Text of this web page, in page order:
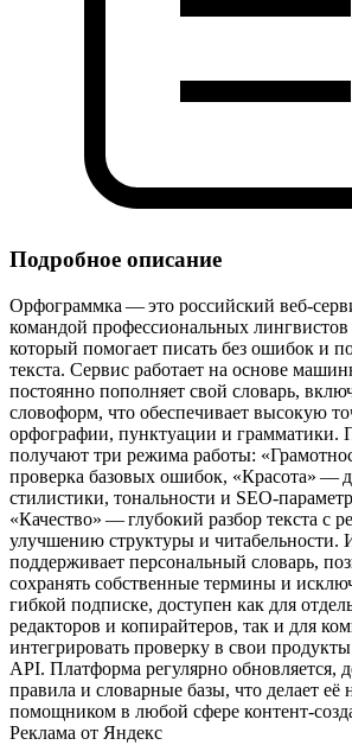
Подробное описание
Орфограммка — это российский
командой профессиональных лингвистов
который помогает писать без ошибок и
текста. Сервис работает на основе
постоянно пополняет свой словарь,
словоформ, что обеспечивает высокую
орфографии, пунктуации и грамматики.
получают три режима работы:
проверка базовых ошибок, «Красота» —
стилистики, тональности и
«Качество» — глубокий разбор текста с
улучшению структуры и читабельности.
поддерживает персональный словарь,
сохранять собственные термины и
гибкой подписке, доступен как для
редакторов и копирайтеров, так и для
интегрировать проверку в свои
API. Платформа регулярно обновляется,
правила и словарные базы, что делает
помощником в любой сфере
Реклама от Яндекс